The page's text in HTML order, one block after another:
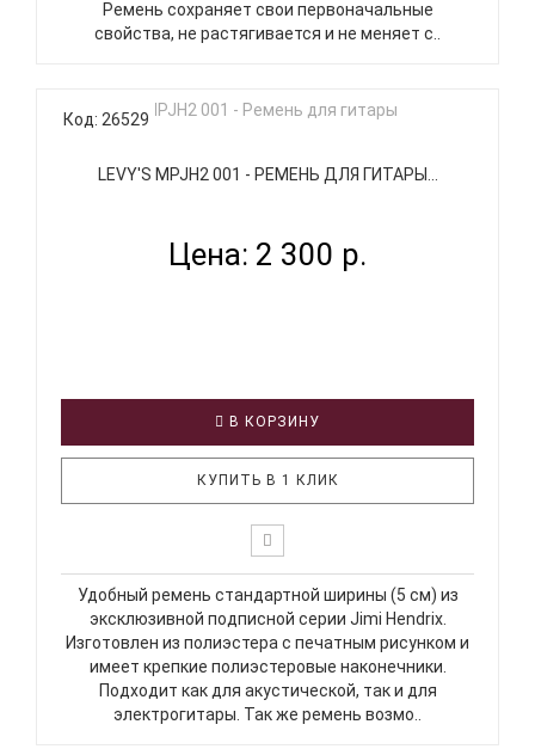
Ремень сохраняет свои первоначальные
свойства, не растягивается и не меняет с..
Код: 26529
LEVY'S MPJH2 001 - РЕМЕНЬ ДЛЯ ГИТАРЫ...
Цена: 2 300 р.
В КОРЗИНУ
КУПИТЬ В 1 КЛИК
Удобный ремень стандартной ширины (5 см) из
эксклюзивной подписной серии Jimi Hendrix.
Изготовлен из полиэстера с печатным рисунком и
имеет крепкие полиэстеровые наконечники.
Подходит как для акустической, так и для
электрогитары. Так же ремень возмо..